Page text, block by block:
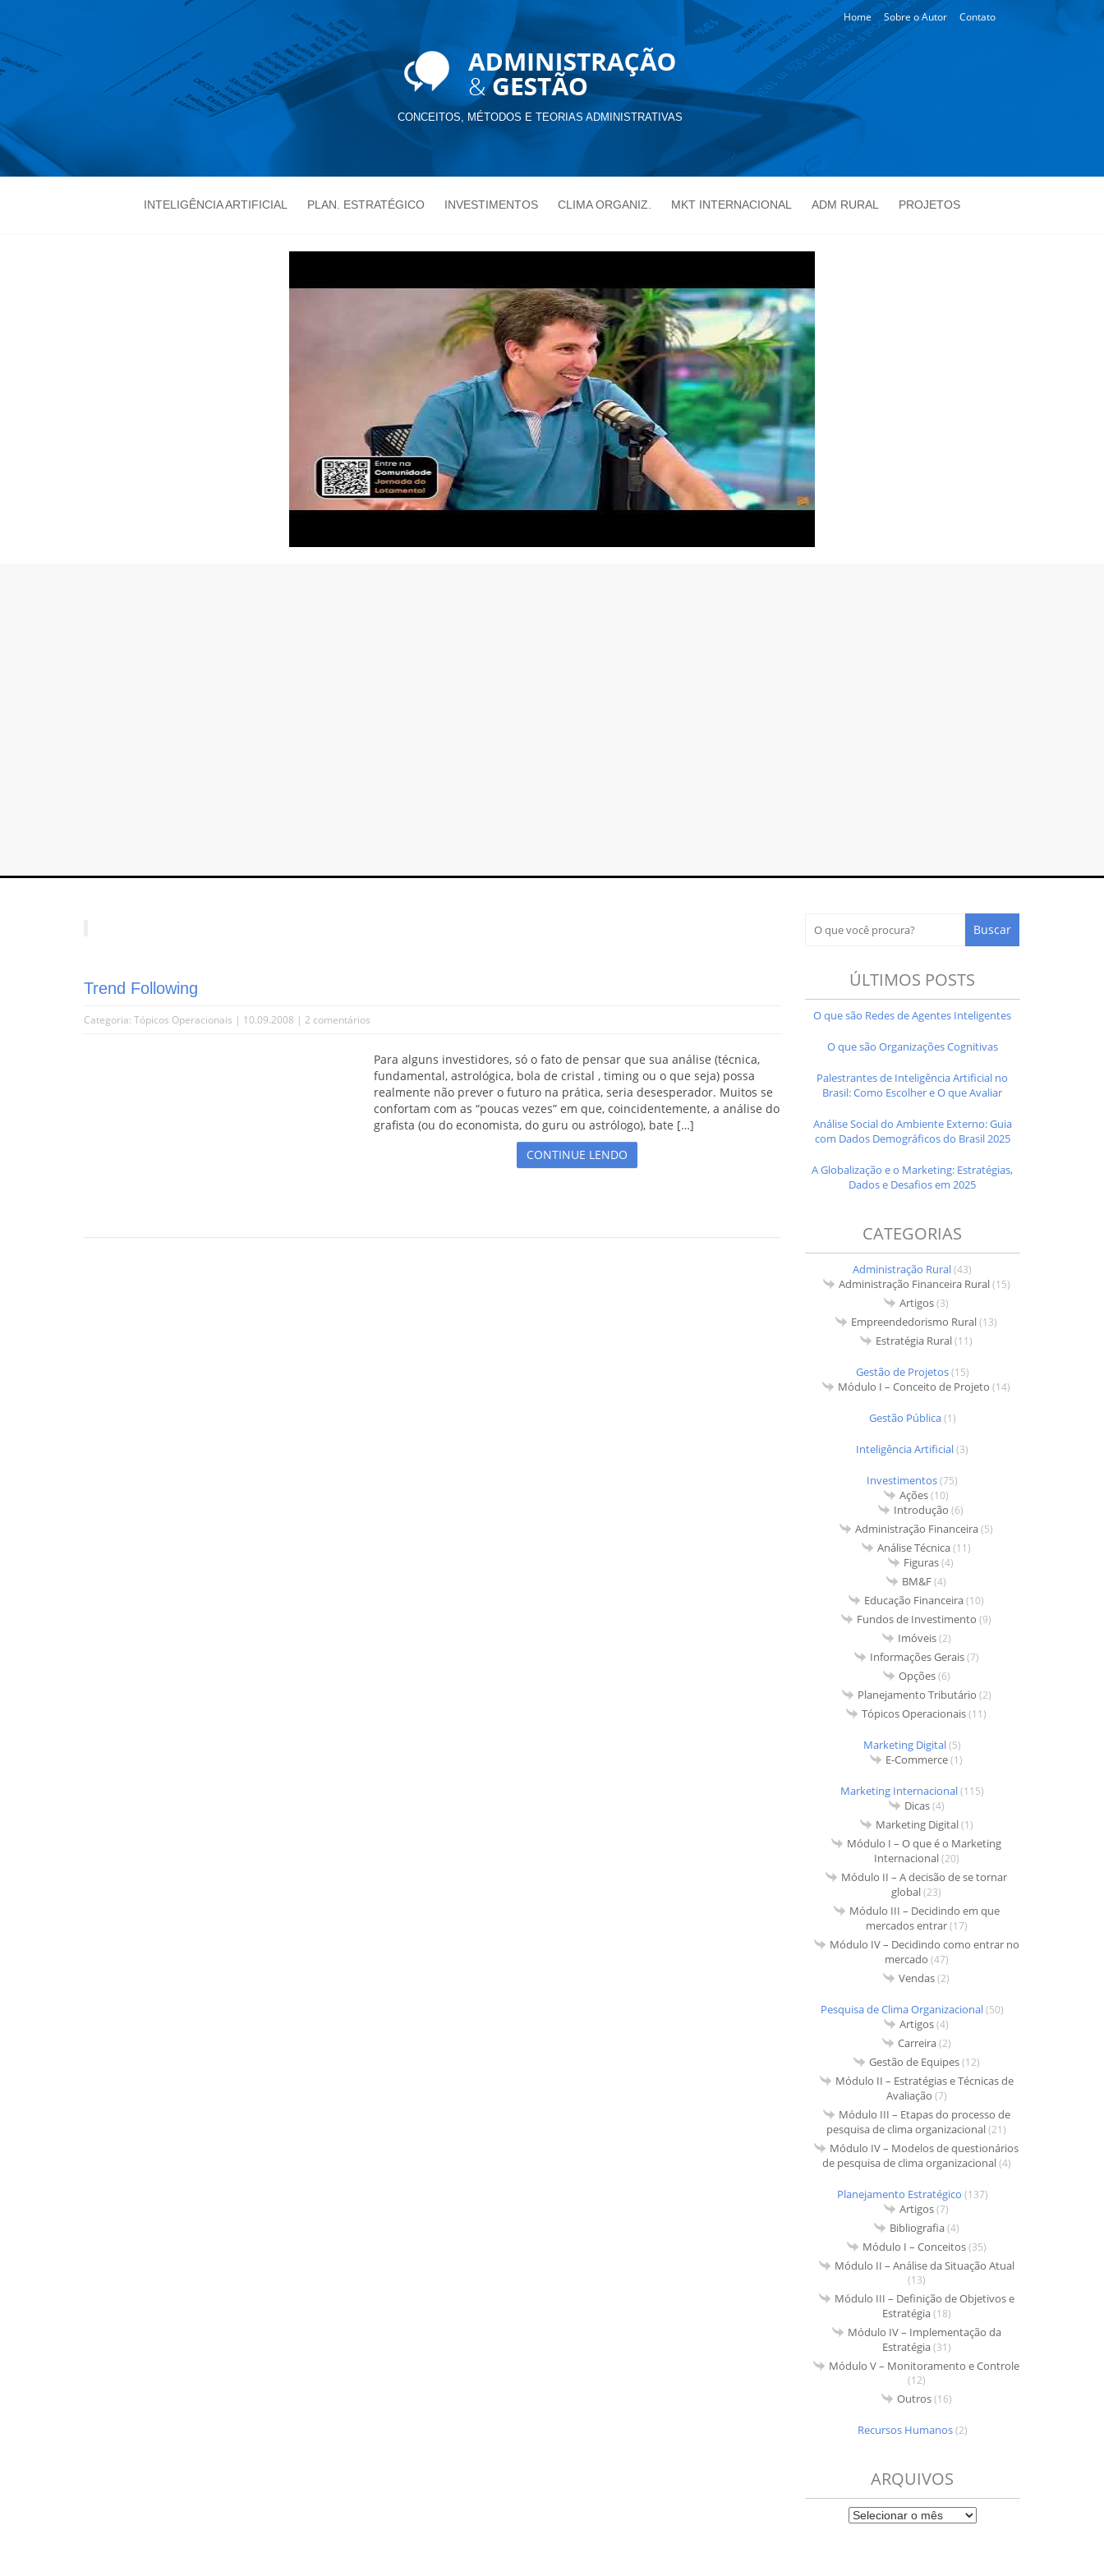
Home Sobre o Autor Contato
CONCEITOS, MÉTODOS E TEORIAS ADMINISTRATIVAS
INTELIGÊNCIA ARTIFICIAL PLAN. ESTRATÉGICO INVESTIMENTOS CLIMA ORGANIZ. MKT INTERNACIONAL ADM RURAL PROJETOS
Trend Following
Categoria: Tópicos Operacionais | 10.09.2008 | 2 comentários
Para alguns investidores, só o fato de pensar que sua análise (técnica,
fundamental, astrológica, bola de cristal , timing ou o que seja) possa
realmente não prever o futuro na prática, seria desesperador. Muitos se
confortam com as “poucas vezes” em que, coincidentemente, a análise do
grafista (ou do economista, do guru ou astrólogo), bate […]
CONTINUE LENDO
ÚLTIMOS POSTS
O que são Redes de Agentes Inteligentes
O que são Organizações Cognitivas
Palestrantes de Inteligência Artificial no
Brasil: Como Escolher e O que Avaliar
Análise Social do Ambiente Externo: Guia
com Dados Demográficos do Brasil 2025
A Globalização e o Marketing: Estratégias,
Dados e Desafios em 2025
CATEGORIAS
Administração Rural(43)
Administração Financeira Rural(15)
Artigos(3)
Empreendedorismo Rural(13)
Estratégia Rural(11)
Gestão de Projetos(15)
Módulo I – Conceito de Projeto (14)
Gestão Pública(1)
Inteligência Artificial(3)
Investimentos(75)
Ações(10)
Introdução (6)
Administração Financeira(5)
Análise Técnica(11)
Figuras(4)
BM&F(4)
Educação Financeira(10)
Fundos de Investimento (9)
Imóveis(2)
Informações Gerais(7)
Opções(6)
Planejamento Tributário (2)
Tópicos Operacionais(11)
Marketing Digital(5)
E-Commerce(1)
Marketing Internacional(115)
Dicas(4)
Marketing Digital(1)
Módulo I – O que é o Marketing
Internacional(20)
Módulo II – A decisão de se tornar
global(23)
Módulo III – Decidindo em que
mercados entrar(17)
Módulo IV – Decidindo como entrar no
mercado (47)
Vendas(2)
Pesquisa de Clima Organizacional(50)
Artigos(4)
Carreira(2)
Gestão de Equipes(12)
Módulo II – Estratégias e Técnicas de
Avaliação (7)
Módulo III – Etapas do processo de
pesquisa de clima organizacional(21)
Módulo IV – Modelos de questionários
de pesquisa de clima organizacional(4)
Planejamento Estratégico (137)
Artigos(7)
Bibliografia(4)
Módulo I – Conceitos(35)
Módulo II – Análise da Situação Atual
(13)
Módulo III – Definição de Objetivos e
Estratégia(18)
Módulo IV – Implementação da
Estratégia(31)
Módulo V – Monitoramento e Controle
(12)
Outros(16)
Recursos Humanos(2)
ARQUIVOS